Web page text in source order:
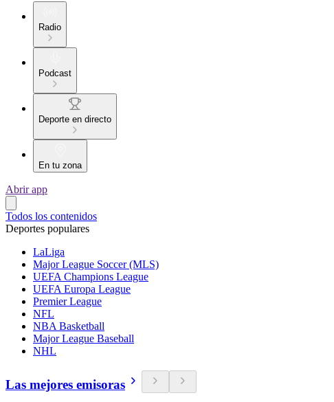
Radio
Podcast
Deporte en directo
En tu zona
Abrir app
Todos los contenidos
Deportes populares
LaLiga
Major League Soccer (MLS)
UEFA Champions League
UEFA Europa League
Premier League
NFL
NBA Basketball
Major League Baseball
NHL
Las mejores emisoras